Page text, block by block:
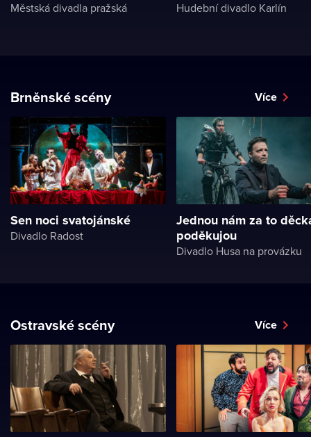
Městská divadla pražská Hudební divadlo Karlín
Brněnské scény Více
Sen noci svatojánské
Divadlo Radost
Jednou nám za to
poděkujou
Divadlo Husa na provázku
Ostravské scény Více